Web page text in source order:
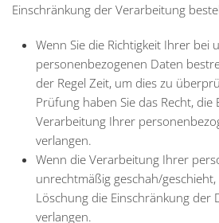
Einschränkung der Verarbeitung
Wenn Sie die Richtigkeit Ihrer bei
personenbezogenen Daten
der Regel Zeit, um dies zu
Prüfung haben Sie das Recht, die
Verarbeitung Ihrer
verlangen.
Wenn die Verarbeitung Ihrer
unrechtmäßig geschah/
Löschung die Einschränkung der
verlangen.